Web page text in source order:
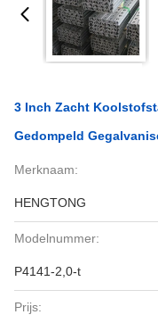
3 Inch Zacht
Gedompeld
Merknaam:
HENGTONG
Modelnummer:
P4141-2,0-t
Prijs: